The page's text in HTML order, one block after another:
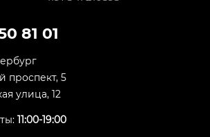
81 01
проспект, 5
улица, 12
11:00-19:00